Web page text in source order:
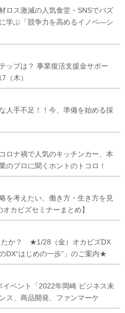
ロス激減の人気食堂・SNSでバズ
学ぶ「競争力を高めるイノベ―シ
ップは？ 事業復活支援金サポー
（木）
人手不足！！今、準備を始める採
ロナ禍で人気のキッチンカー、本
のプロに聞くホントのトコロ！
を考えたい、働き方・生き方を見
カビズセミナーまとめ】
たか？ ★1/28（金）オカビズDX
DX“はじめの一歩”」のご案内★
ベント「2022年岡崎 ビジネス未
ス、商品開発、ファンマーケ